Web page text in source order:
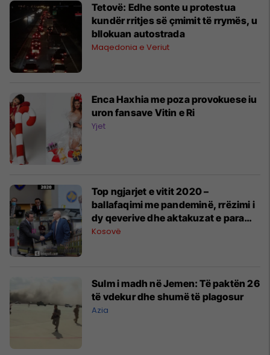
Tetovë: Edhe sonte u protestua
kundër rritjes së çmimit të rrymës, u
bllokuan autostrada
Maqedonia e Veriut
Enca Haxhia me poza provokuese iu
uron fansave Vitin e Ri
Yjet
Top ngjarjet e vitit 2020 –
ballafaqimi me pandeminë, rrëzimi i
dy qeverive dhe aktakuzat e para
nga Specialja
Kosovë
Sulm i madh në Jemen: Të paktën 26
të vdekur dhe shumë të plagosur
Azia